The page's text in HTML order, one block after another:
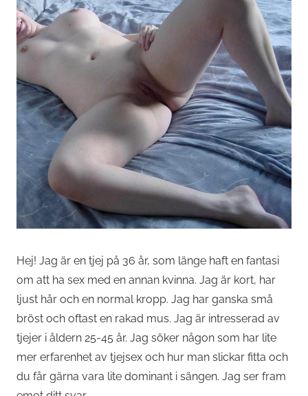
Hej! Jag är en tjej på 36 år, som länge haft en fantasi
om att ha sex med en annan kvinna. Jag är kort, har
ljust hår och en normal kropp. Jag har ganska små
bröst och oftast en rakad mus. Jag är intresserad av
tjejer i åldern 25-45 år. Jag söker någon som har lite
mer erfarenhet av tjejsex och hur man slickar fitta och
du får gärna vara lite dominant i sängen. Jag ser fram